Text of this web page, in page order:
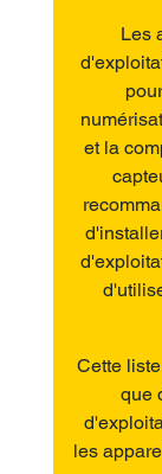
Les
et la
Cette
que
les